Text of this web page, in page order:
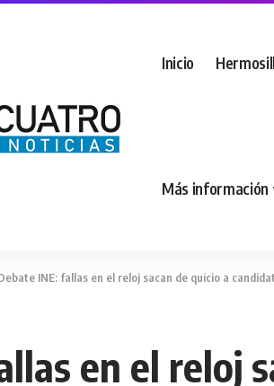
Inicio
Más información
INE: fallas en el reloj sacan de quicio a
en el reloj